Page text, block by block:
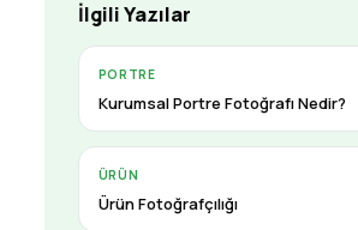
İlgili Yazılar
PORTRE
Kurumsal Portre Fotoğrafı Nedir?
ÜRÜN
Ürün Fotoğrafçılığı